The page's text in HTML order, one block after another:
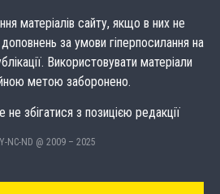
матеріалів сайту, якщо в них не
за умови гіперпосилання на
Використовувати матеріали
метою заборонено.
збігатися з позицією редакції
NC-ND @ 2009 – 2025